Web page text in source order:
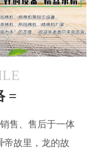
=
售、售后于一体
帝故里，龙的故